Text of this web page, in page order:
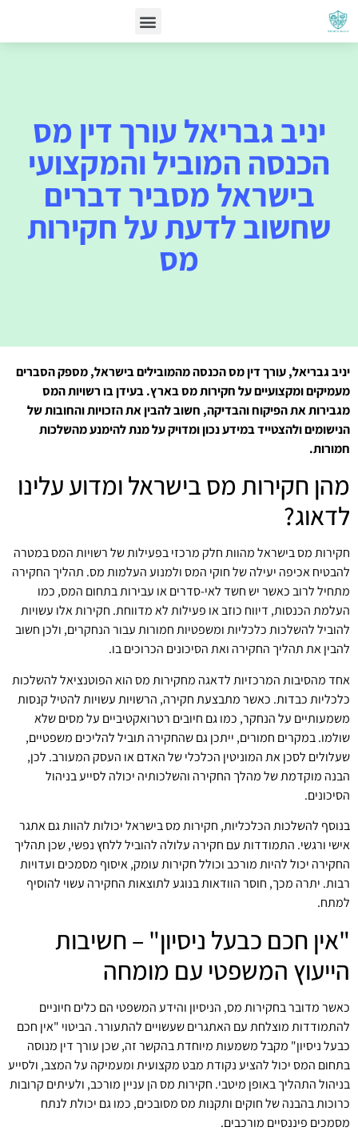
יניב גבריאל עורך דין מס
הכנסה המוביל והמקצועי
בישראל מסביר דברים
שחשוב לדעת על חקירות
מס
יניב גבריאל, עורך דין מס הכנסה מהמובילים בישראל, מספק הסברים
מעמיקים ומקצועיים על חקירות מס בארץ. בעידן בו רשויות המס
מגבירות את הפיקוח והבדיקה, חשוב להבין את הזכויות והחובות של
הנישומים ולהצטייד במידע נכון ומדויק על מנת להימנע מהשלכות
חמורות.
מהן חקירות מס בישראל ומדוע עלינו
לדאוג?
חקירות מס בישראל מהוות חלק מרכזי בפעילות של רשויות המס במטרה
להבטיח אכיפה יעילה של חוקי המס ולמנוע העלמות מס. תהליך החקירה
מתחיל לרוב כאשר יש חשד לאי-סדרים או עבירות בתחום המס, כמו
העלמת הכנסות, דיווח כוזב או פעילות לא מדווחת. חקירות אלו עשויות
להוביל להשלכות כלכליות ומשפטיות חמורות עבור הנחקרים, ולכן חשוב
להבין את תהליך החקירה ואת הסיכונים הכרוכים בו.
אחד מהסיבות המרכזיות לדאגה מחקירות מס הוא הפוטנציאל להשלכות
כלכליות כבדות. כאשר מתבצעת חקירה, הרשויות עשויות להטיל קנסות
משמעותיים על הנחקר, כמו גם חיובים רטרואקטיביים על מסים שלא
שולמו. במקרים חמורים, ייתכן גם שהחקירה תוביל להליכים משפטיים,
שעלולים לסכן את המוניטין הכלכלי של האדם או העסק המעורב. לכן,
הבנה מוקדמת של מהלך החקירה והשלכותיה יכולה לסייע בניהול
הסיכונים.
בנוסף להשלכות הכלכליות, חקירות מס בישראל יכולות להוות גם אתגר
אישי ורגשי. התמודדות עם חקירה עלולה להוביל ללחץ נפשי, שכן תהליך
החקירה יכול להיות מורכב וכולל חקירות עומק, איסוף מסמכים ועדויות
רבות. יתרה מכך, חוסר הוודאות בנוגע לתוצאות החקירה עשוי להוסיף
למתח.
"אין חכם כבעל ניסיון" – חשיבות
הייעוץ המשפטי עם מומחה
כאשר מדובר בחקירות מס, הניסיון והידע המשפטי הם כלים חיוניים
להתמודדות מוצלחת עם האתגרים שעשויים להתעורר. הביטוי "אין חכם
כבעל ניסיון" מקבל משמעות מיוחדת בהקשר זה, שכן עורך דין מנוסה
בתחום המס יכול להציע נקודת מבט מקצועית ומעמיקה על המצב, ולסייע
בניהול התהליך באופן מיטבי. חקירות מס הן עניין מורכב, ולעיתים קרובות
כרוכות בהבנה של חוקים ותקנות מס מסובכים, כמו גם יכולת לנתח
מסמכים פיננסיים מורכבים.